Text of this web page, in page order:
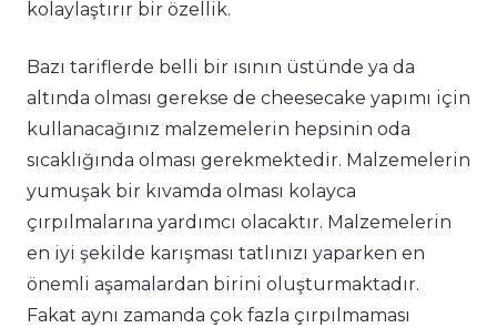
kolaylaştırır bir özellik.
Bazı tariflerde belli bir ısının üstünde ya da
altında olması gerekse de cheesecake yapımı için
kullanacağınız malzemelerin hepsinin oda
sıcaklığında olması gerekmektedir. Malzemelerin
yumuşak bir kıvamda olması kolayca
çırpılmalarına yardımcı olacaktır. Malzemelerin
en iyi şekilde karışması tatlınızı yaparken en
önemli aşamalardan birini oluşturmaktadır.
Fakat aynı zamanda çok fazla çırpılmaması